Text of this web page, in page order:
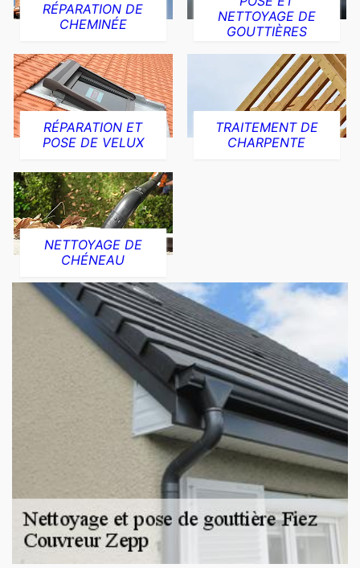
RÉPARATION DE
CHEMINÉE
NETTOYAGE DE
GOUTTIÈRES
RÉPARATION ET
POSE DE VELUX
TRAITEMENT DE
CHARPENTE
NETTOYAGE DE
CHÉNEAU